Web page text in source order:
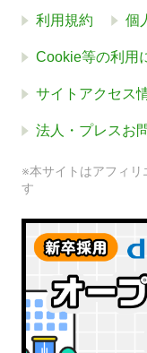
利用規約 個
Cookie等の利用
サイトアクセス
法人・プレスお
※本サイトはアフィリ
す